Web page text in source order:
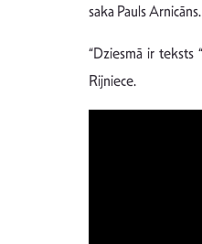
saka Pauls Arnicāns.
“Dziesmā ir teksts
Rijniece.